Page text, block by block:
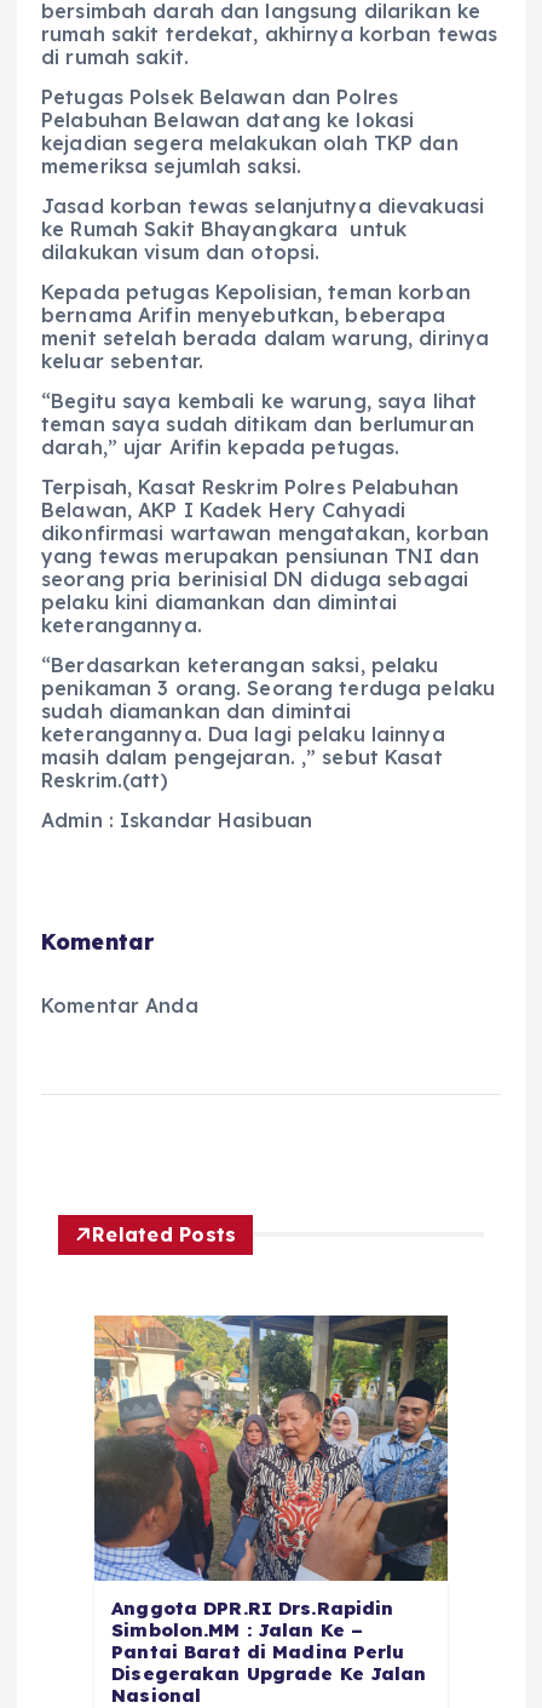
bersimbah darah dan langsung dilarikan ke
rumah sakit terdekat, akhirnya korban tewas
di rumah sakit.
Petugas Polsek Belawan dan Polres
Pelabuhan Belawan datang ke lokasi
kejadian segera melakukan olah TKP dan
memeriksa sejumlah saksi.
Jasad korban tewas selanjutnya dievakuasi
ke Rumah Sakit Bhayangkara untuk
dilakukan visum dan otopsi.
Kepada petugas Kepolisian, teman korban
bernama Arifin menyebutkan, beberapa
menit setelah berada dalam warung, dirinya
keluar sebentar.
“Begitu saya kembali ke warung, saya lihat
teman saya sudah ditikam dan berlumuran
darah,” ujar Arifin kepada petugas.
Terpisah, Kasat Reskrim Polres Pelabuhan
Belawan, AKP I Kadek Hery Cahyadi
dikonfirmasi wartawan mengatakan, korban
yang tewas merupakan pensiunan TNI dan
seorang pria berinisial DN diduga sebagai
pelaku kini diamankan dan dimintai
keterangannya.
“Berdasarkan keterangan saksi, pelaku
penikaman 3 orang. Seorang terduga pelaku
sudah diamankan dan dimintai
keterangannya. Dua lagi pelaku lainnya
masih dalam pengejaran. ,” sebut Kasat
Reskrim.(att)
Admin : Iskandar Hasibuan
Komentar
Komentar Anda
Related Posts
Anggota DPR.RI Drs.Rapidin
Simbolon.MM : Jalan Ke –
Pantai Barat di Madina Perlu
Disegerakan Upgrade Ke Jalan
Nasional